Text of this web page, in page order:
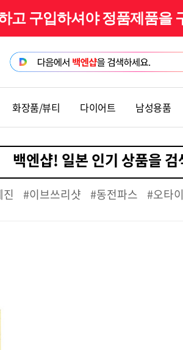
고 구입하셔야 정품제품을
화장품/뷰티 다이어트 남성용품
#이브쓰리샷 #동전파스 #오타